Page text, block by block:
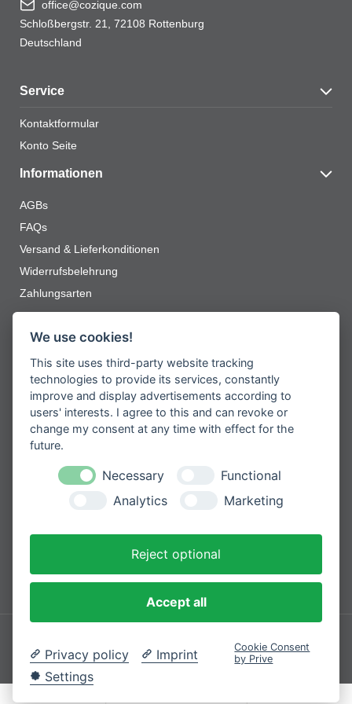
office@cozique.com
Schloßbergstr. 21, 72108 Rottenburg
Deutschland
Service
Kontaktformular
Konto Seite
Informationen
AGBs
FAQs
Versand & Lieferkonditionen
Widerrufsbelehrung
Zahlungsarten
Jetzt zum Newsletter anmelden
Erhalten Sie spannende Angebote und
neueste Informationen zu unseren
Produkten
Please
field
Mit der Anmeldung zum Newsletter
stimmen Sie zu, dass wir Ihre
Informationen im Rahmen unserer
© 2026 Cozique
We use cookies!
This site uses third-party website tracking
technologies to provide its services, constantly
improve and display advertisements according to
users' interests. I agree to this and can revoke or
change my consent at any time with effect for the
future.
Necessary
Functional
Analytics
Marketing
Reject optional
Accept all
Privacy policy
Imprint
Settings
Cookie Consent
by Prive